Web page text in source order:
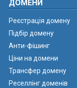
ДОМЕНИ
Реєстрація домену
Підбір домену
Анти-фішинг
Ціни на домени
Трансфер домену
Реселлінг доменів